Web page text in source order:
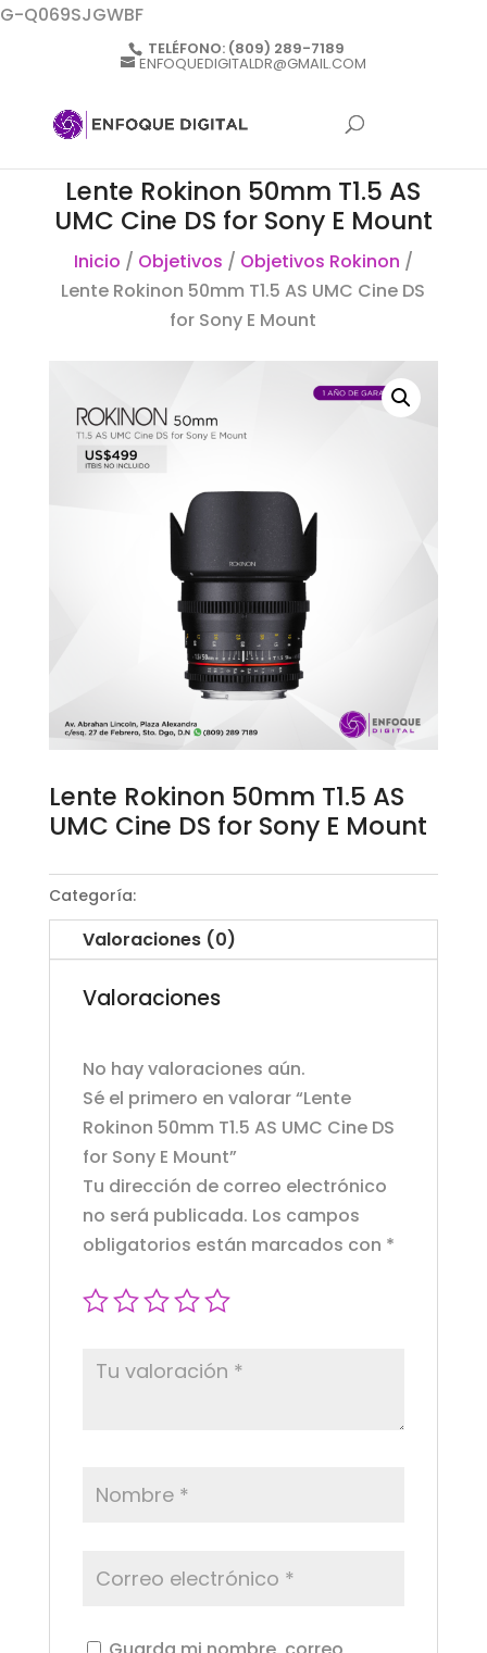
G-Q069SJGWBF
TELÉFONO: (809) 289-7189
ENFOQUEDIGITALDR@GMAIL.COM
Lente Rokinon 50mm T1.5 AS
UMC Cine DS for Sony E Mount
Inicio / Objetivos / Objetivos Rokinon /
Lente Rokinon 50mm T1.5 AS UMC Cine DS
for Sony E Mount
Lente Rokinon 50mm T1.5 AS
UMC Cine DS for Sony E Mount
Categoría:
Valoraciones (0)
Valoraciones
No hay valoraciones aún.
Sé el primero en valorar “Lente
Rokinon 50mm T1.5 AS UMC Cine DS
for Sony E Mount”
Tu dirección de correo electrónico
no será publicada. Los campos
obligatorios están marcados con *